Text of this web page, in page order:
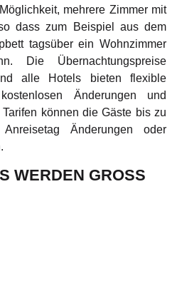
mehrere Zimmer mit
dass zum Beispiel aus dem
tagsüber ein Wohnzimmer
Die Übernachtungspreise
alle Hotels bieten flexible
Änderungen und
können die Gäste bis zu
Änderungen oder
WERDEN GROSS G